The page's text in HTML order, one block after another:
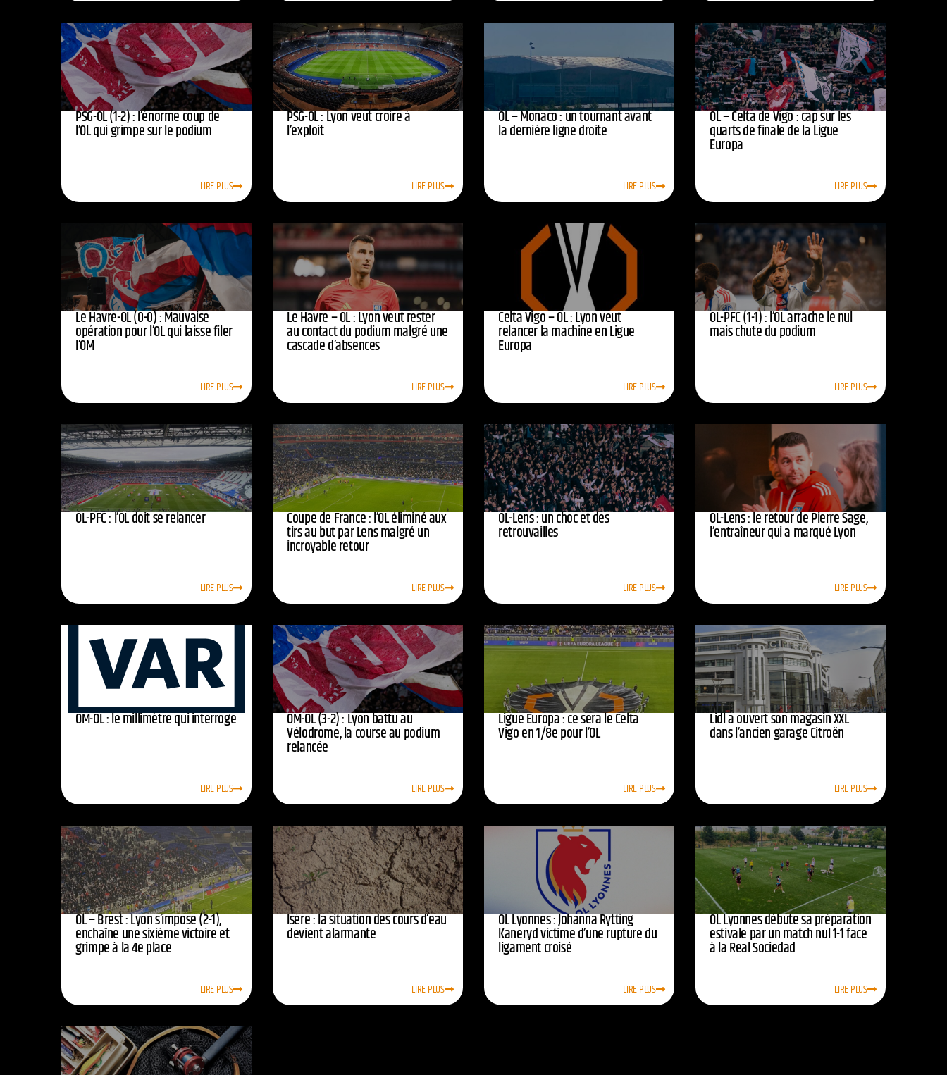
PSG-OL (1-2) : l’énorme coup de
l’OL qui grimpe sur le podium
LIRE PLUS
PSG-OL : Lyon veut croire à
l’exploit
LIRE PLUS
OL – Monaco : un tournant avant
la dernière ligne droite
LIRE PLUS
OL – Celta de Vigo : cap sur les
quarts de finale de la Ligue
Europa
LIRE PLUS
Le Havre-OL (0-0) : Mauvaise
opération pour l’OL qui laisse filer
l’OM
LIRE PLUS
Le Havre – OL : Lyon veut rester
au contact du podium malgré une
cascade d’absences
LIRE PLUS
Celta Vigo – OL : Lyon veut
relancer la machine en Ligue
Europa
LIRE PLUS
OL-PFC (1-1) : l’OL arrache le nul
mais chute du podium
LIRE PLUS
OL-PFC : l’OL doit se relancer
LIRE PLUS
Coupe de France : l’OL éliminé aux
tirs au but par Lens malgré un
incroyable retour
LIRE PLUS
OL-Lens : un choc et des
retrouvailles
LIRE PLUS
OL-Lens : le retour de Pierre Sage,
l’entraîneur qui a marqué Lyon
LIRE PLUS
OM-OL : le millimètre qui interroge
LIRE PLUS
OM-OL (3-2) : Lyon battu au
Vélodrome, la course au podium
relancée
LIRE PLUS
Ligue Europa : ce sera le Celta
Vigo en 1/8e pour l’OL
LIRE PLUS
Lidl a ouvert son magasin XXL
dans l’ancien garage Citroën
LIRE PLUS
OL – Brest : Lyon s’impose (2-1),
enchaîne une sixième victoire et
grimpe à la 4e place
LIRE PLUS
Isère : la situation des cours d’eau
devient alarmante
LIRE PLUS
OL Lyonnes : Johanna Rytting
Kaneryd victime d’une rupture du
ligament croisé
LIRE PLUS
OL Lyonnes débute sa préparation
estivale par un match nul 1-1 face
à la Real Sociedad
LIRE PLUS